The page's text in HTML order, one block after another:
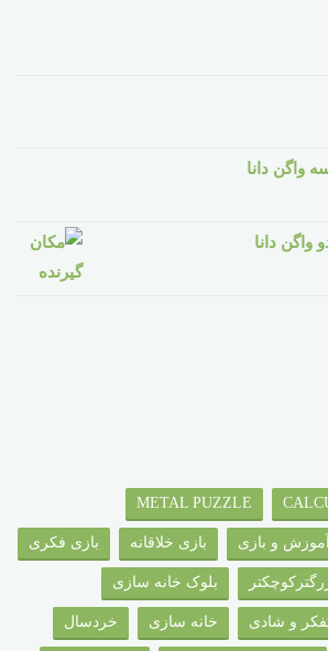
واگن دانا
دانا
METAL PUZZLE
آموزش و بازی بازی خلاقانه بازی فکری
بلوک خانه سازی
و شادی خانه سازی خردسال